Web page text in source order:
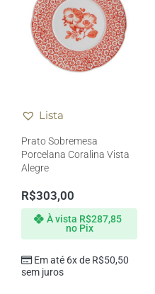
Lista
Prato Sobremesa
Porcelana Coralina Vista
Alegre
R$303,00
Em até 6x de R$50,50
sem juros
À vista R$287,85
no Pix